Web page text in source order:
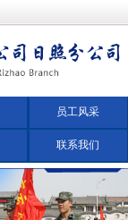
员工风采
联系我们